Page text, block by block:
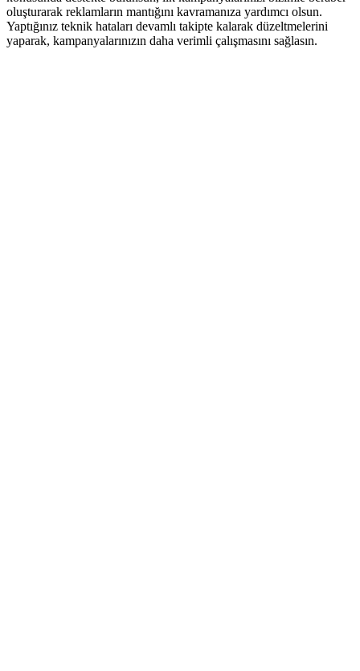
oluşturarak reklamların mantığını kavramanıza yardımcı olsun.
Yaptığınız teknik hataları devamlı takipte kalarak düzeltmelerini
yaparak, kampanyalarınızın daha verimli çalışmasını sağlasın.